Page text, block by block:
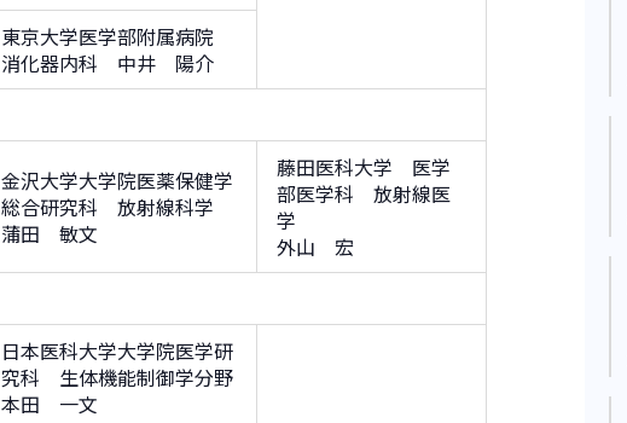
東京大学医学部附属病院
消化器内科 中井 陽介
金沢大学大学院医薬保健学
総合研究科 放射線科学
蒲田 敏文
藤田医科大学 医学
部医学科 放射線医
学
外山 宏
日本医科大学大学院医学研
究科 生体機能制御学分野
本田 一文